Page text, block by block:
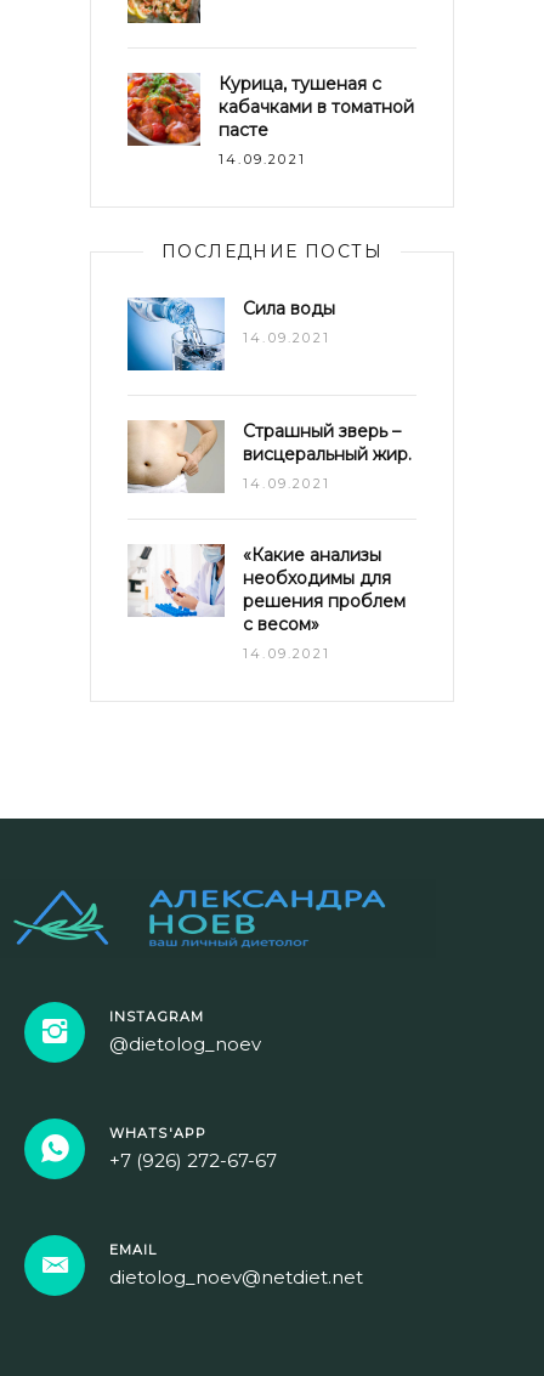
Курица, тушеная с
кабачками в томатной
пасте
14.09.2021
ПОСЛЕДНИЕ ПОСТЫ
Сила воды
14.09.2021
Страшный зверь –
висцеральный жир.
14.09.2021
«Какие анализы
необходимы для
решения проблем
с весом»
14.09.2021
INSTAGRAM
@dietolog_noev
WHATS'APP
+7 (926) 272-67-67
EMAIL
dietolog_noev@netdiet.net